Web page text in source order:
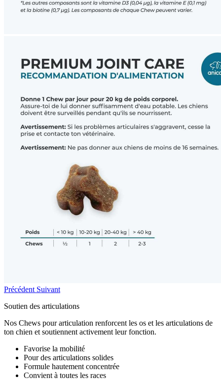
Précédent Suivant
Soutien des articulations
Nos Chews pour articulation renforcent les os et les articulations de
ton chien et soutiennent activement leur fonction.
Favorise la mobilité
Pour des articulations solides
Formule hautement concentrée
Convient à toutes les races